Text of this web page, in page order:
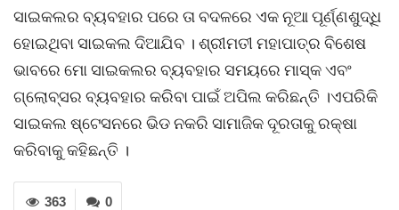
ସାଇକଲର ବ୍ୟବହାର ପରେ ତା ବଦଳରେ ଏକ ନୂଆ ପୂର୍ଣ୍ଣଶୁଦ୍ଧି
ହୋଇଥିବା ସାଇକଲ ଦିଆଯିବ । ଶ୍ରୀମତୀ ମହାପାତ୍ର ବିଶେଷ
ଭାବରେ ମୋ ସାଇକଲର ବ୍ୟବହାର ସମୟରେ ମାସ୍କ ଏବଂ
ଗ୍ଲୋବ୍ସର ବ୍ୟବହାର କରିବା ପାଇଁ ଅପିଲ କରିଛନ୍ତି ।ଏପରିକି
ସାଇକଲ ଷ୍ଟେସନରେ ଭିଡ ନକରି ସାମାଜିକ ଦୂରତାକୁ ରକ୍ଷା
କରିବାକୁ କହିଛନ୍ତି ।
0
363